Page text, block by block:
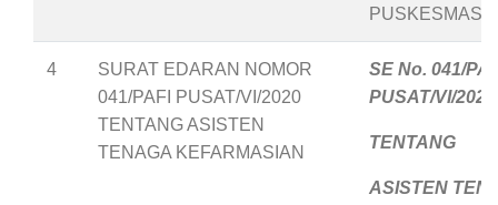
PUSKESMAS
4
SURAT EDARAN NOMOR
041/PAFI PUSAT/VI/2020
TENTANG ASISTEN
TENAGA KEFARMASIAN
SE No. 041/
PUSAT/VI/2020
TENTANG
ASISTEN